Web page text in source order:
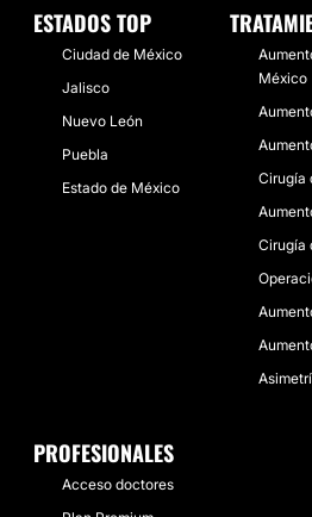
ESTADOS TOP
Ciudad de México
Jalisco
Nuevo León
Puebla
Estado de México
México
Cirugía
Cirugía
PROFESIONALES
Acceso doctores